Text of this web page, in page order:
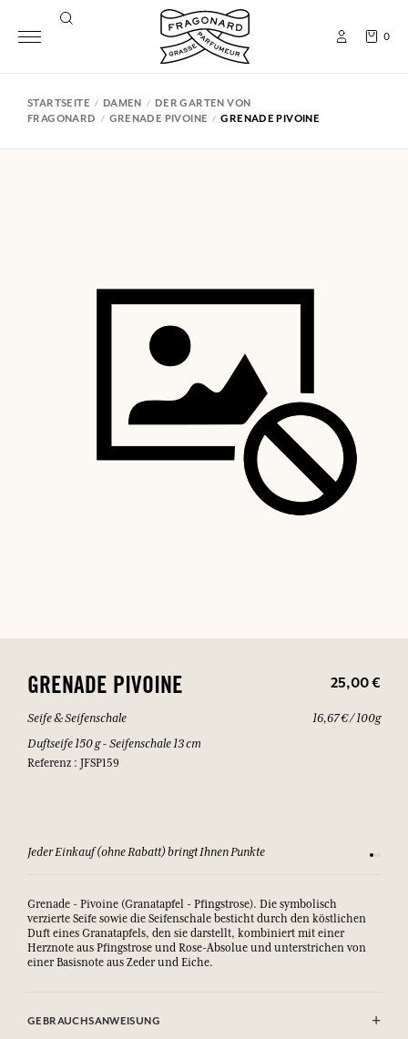
0
STARTSEITE DAMEN
DER GARTEN VON
FRAGONARD
GRENADE PIVOINE GRENADE PIVOINE
GRENADE PIVOINE 25,00 €
Seife & Seifenschale
Duftseife 150 g - Seifenschale 13 cm
Referenz : JFSP159
16,67 € / 100g
Jeder Einkauf (ohne Rabatt) bringt Ihnen Punkte Sehen
Grenade - Pivoine (Granatapfel - Pfingstrose). Die symbolisch
verzierte Seife sowie die Seifenschale besticht durch den köstlichen
Duft eines Granatapfels, den sie darstellt, kombiniert mit einer
Herznote aus Pfingstrose und Rose-Absolue und unterstrichen von
einer Basisnote aus Zeder und Eiche.
GEBRAUCHSANWEISUNG